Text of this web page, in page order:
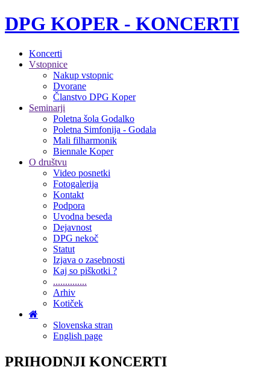
DPG KOPER - KONCERTI
Koncerti
Vstopnice
Nakup vstopnic
Dvorane
Članstvo DPG Koper
Seminarji
Poletna šola Godalko
Poletna Simfonija - Godala
Mali filharmonik
Biennale Koper
O društvu
Video posnetki
Fotogalerija
Kontakt
Podpora
Uvodna beseda
Dejavnost
DPG nekoč
Statut
Izjava o zasebnosti
Kaj so piškotki ?
..............
Arhiv
Kotiček
Slovenska stran
English page
PRIHODNJI KONCERTI